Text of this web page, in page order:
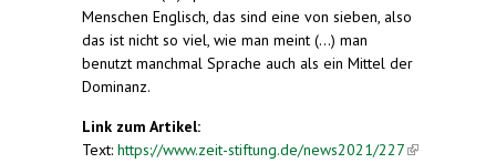
Menschen Englisch, das sind eine von sieben, also
das ist nicht so viel, wie man meint (...) man
benutzt manchmal Sprache auch als ein Mittel der
Dominanz.
Link zum Artikel:
Text: https://www.zeit-stiftung.de/news2021/227(link is